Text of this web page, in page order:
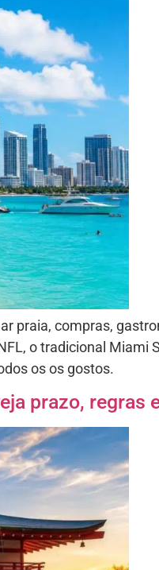
praia, compras,
o tradicional Miami
os os gostos.
prazo, regras